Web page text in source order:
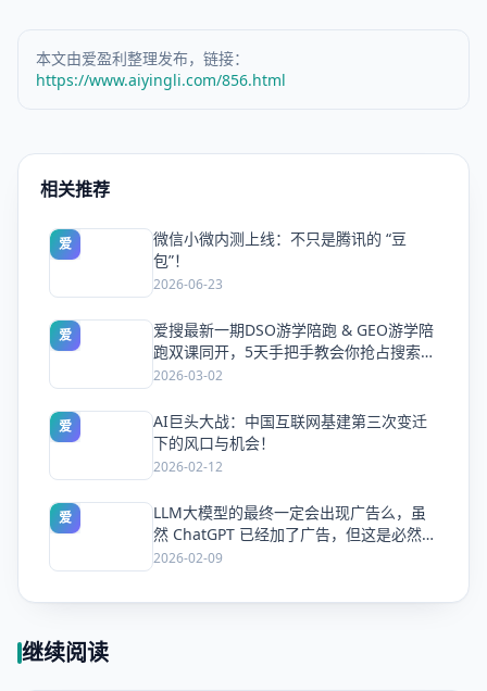
本文由爱盈利整理发布，链接：
https://www.aiyingli.com/856.html
相关推荐
爱
微信小微内测上线：不只是腾讯的 “豆
包”！
2026-06-23
爱
爱搜最新一期DSO游学陪跑 & GEO游学陪
跑双课同开，5天手把手教会你抢占搜索流
量
2026-03-02
爱
AI巨头大战：中国互联网基建第三次变迁
下的风口与机会！
2026-02-12
爱
LLM大模型的最终一定会出现广告么，虽
然 ChatGPT 已经加了广告，但这是必然终
局么？
2026-02-09
继续阅读